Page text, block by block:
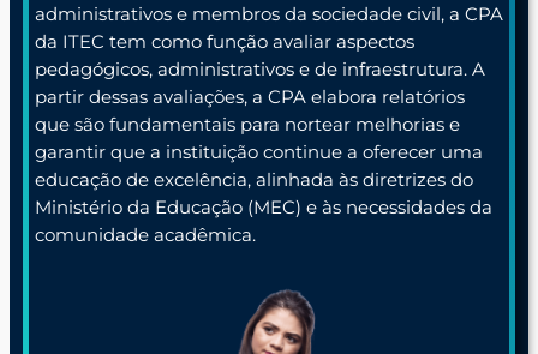
administrativos e membros da sociedade civil, a CPA
da ITEC tem como função avaliar aspectos
pedagógicos, administrativos e de infraestrutura. A
partir dessas avaliações, a CPA elabora relatórios
que são fundamentais para nortear melhorias e
garantir que a instituição continue a oferecer uma
educação de excelência, alinhada às diretrizes do
Ministério da Educação (MEC) e às necessidades da
comunidade acadêmica.